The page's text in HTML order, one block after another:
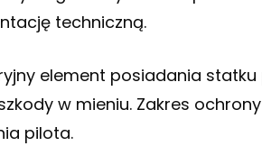
techniczną.
element posiadania
w mieniu. Zakres
pilota.